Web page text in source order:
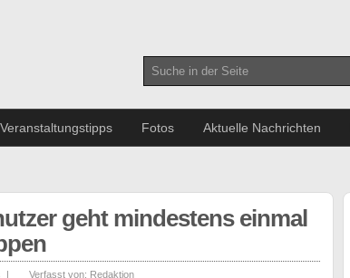
Veranstaltungstipps Fotos Aktuelle Nachrichten
geht mindestens einmal
| Verfasst von: Redaktion